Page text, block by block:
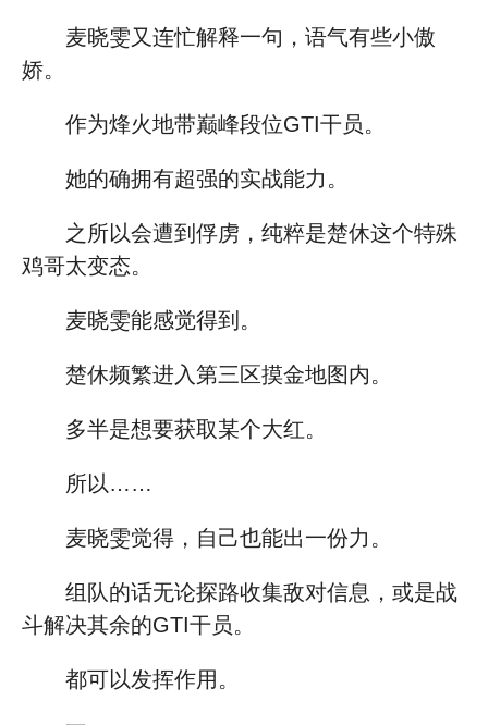
麦晓雯又连忙解释一句，语气有些小傲
娇。
作为烽火地带巅峰段位GTI干员。
她的确拥有超强的实战能力。
之所以会遭到俘虏，纯粹是楚休这个特殊
鸡哥太变态。
麦晓雯能感觉得到。
楚休频繁进入第三区摸金地图内。
多半是想要获取某个大红。
所以……
麦晓雯觉得，自己也能出一份力。
组队的话无论探路收集敌对信息，或是战
斗解决其余的GTI干员。
都可以发挥作用。